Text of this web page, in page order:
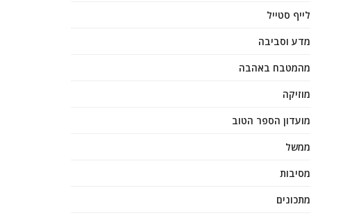
לייף סטייל
מדע וסביבה
מהמטבח באהבה
מוזיקה
מועדון הספר הטוב
ממשל
מסיבות
מתכונים